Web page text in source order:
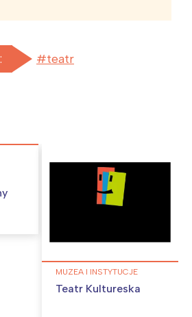
teatr
MUZEA I INSTYTUCJE
Teatr Kultureska